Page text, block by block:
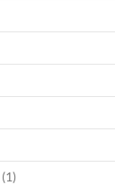
(1)